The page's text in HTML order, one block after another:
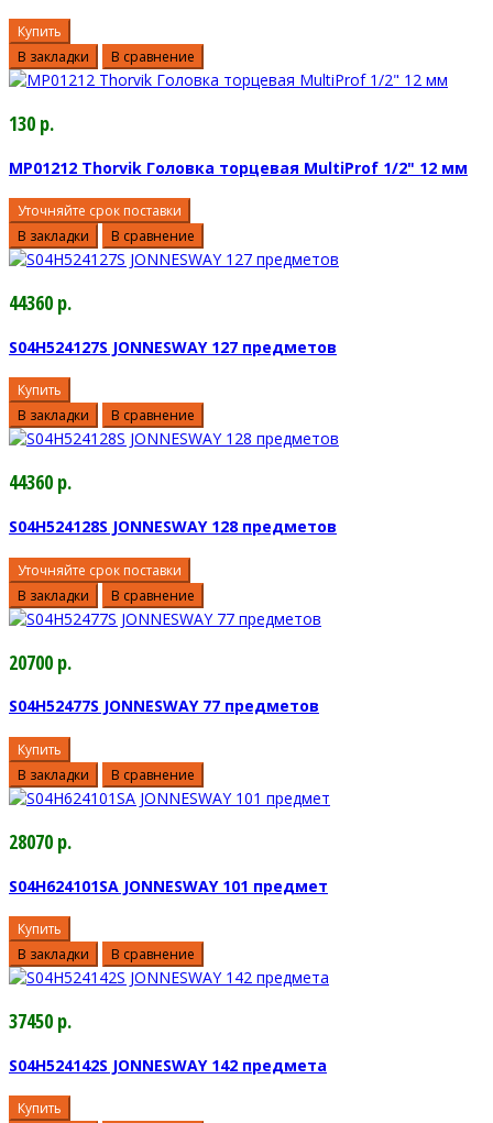
Купить
В закладки
В сравнение
130 р.
MP01212 Thorvik Головка торцевая MultiProf 1/2" 12 мм
Уточняйте срок поставки
В закладки
В сравнение
44360 р.
S04H524127S JONNESWAY 127 предметов
Купить
В закладки
В сравнение
44360 р.
S04H524128S JONNESWAY 128 предметов
Уточняйте срок поставки
В закладки
В сравнение
20700 р.
S04H52477S JONNESWAY 77 предметов
Купить
В закладки
В сравнение
28070 р.
S04H624101SA JONNESWAY 101 предмет
Купить
В закладки
В сравнение
37450 р.
S04H524142S JONNESWAY 142 предмета
Купить